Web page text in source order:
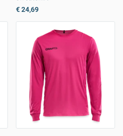
€ 24,69